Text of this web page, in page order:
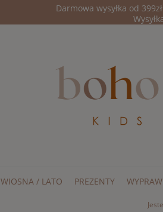
Darmowa wysyłka od
WIOSNA / LATO PREZENTY